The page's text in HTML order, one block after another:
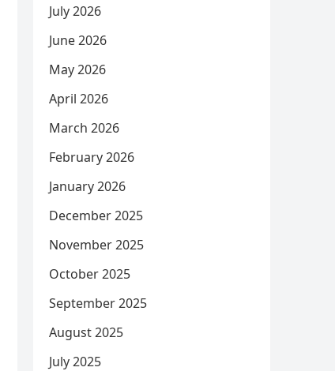
July 2026
June 2026
May 2026
April 2026
March 2026
February 2026
January 2026
December 2025
November 2025
October 2025
September 2025
August 2025
July 2025